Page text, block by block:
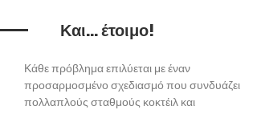
Και... έτοιμο!
Κάθε πρόβλημα επιλύεται με έναν
προσαρμοσμένο σχεδιασμό που συνδυάζει
πολλαπλούς σταθμούς κοκτέιλ και